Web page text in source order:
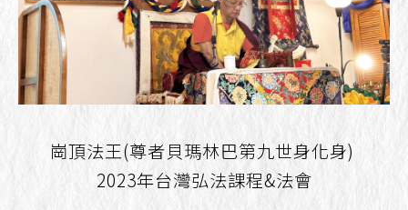
崗頂法王(尊者貝瑪林巴第九世身化身)
2023年台灣弘法課程&法會